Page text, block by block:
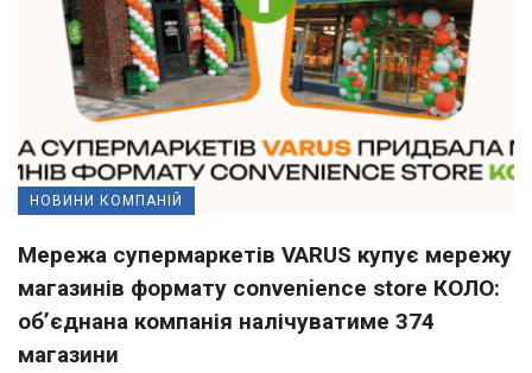
НОВИНИ КОМПАНІЙ
Мережа супермаркетів VARUS купує мережу
магазинів формату convenience store КОЛО:
об’єднана компанія налічуватиме 374
магазини